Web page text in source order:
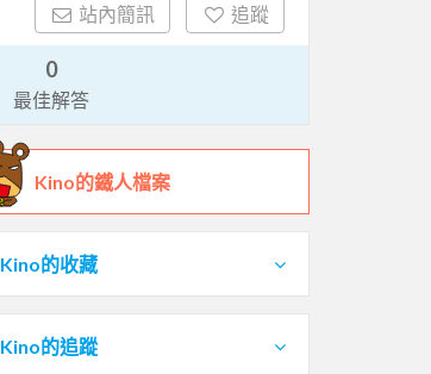
站內簡訊 追蹤
0
最佳解答
Kino的鐵人檔案
Kino的收藏
Kino的追蹤